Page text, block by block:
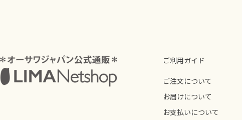
ご利用ガイド
ご注文について
お届けについて
お支払いについて